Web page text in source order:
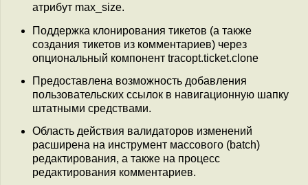
атрибут max_size.
Поддержка клонирования тикетов (а также
создания тикетов из комментариев) через
опциональный компонент tracopt.ticket.clone
Предоставлена возможность добавления
пользовательских ссылок в навигационную шапку
штатными средствами.
Область действия валидаторов изменений
расширена на инструмент массового (batch)
редактирования, а также на процесс
редактирования комментариев.